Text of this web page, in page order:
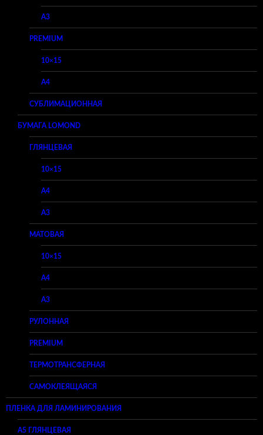
A3
PREMIUM
10×15
A4
СУБЛИМАЦИОННАЯ
БУМАГА LOMOND
ГЛЯНЦЕВАЯ
10×15
A4
A3
МАТОВАЯ
10×15
A4
A3
РУЛОННАЯ
PREMIUM
ТЕРМОТРАНСФЕРНАЯ
САМОКЛЕЯЩАЯСЯ
ПЛЕНКА ДЛЯ ЛАМИНИРОВАНИЯ
A5 ГЛЯНЦЕВАЯ